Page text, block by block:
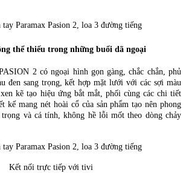
thể thiếu trong những buổi dã ngoại
2 có ngoại hình gọn gàng, chắc chắn, phủ
đen sang trọng, kết hợp mặt lưới với các sợi màu
kẽ tạo hiệu ứng bắt mắt, phối cùng các chi tiết
kế mang nét hoài cổ của sản phẩm tạo nên phong
trọng và cá tính, không hề lỗi mốt theo dòng chảy
Kết nối trực tiếp với tivi